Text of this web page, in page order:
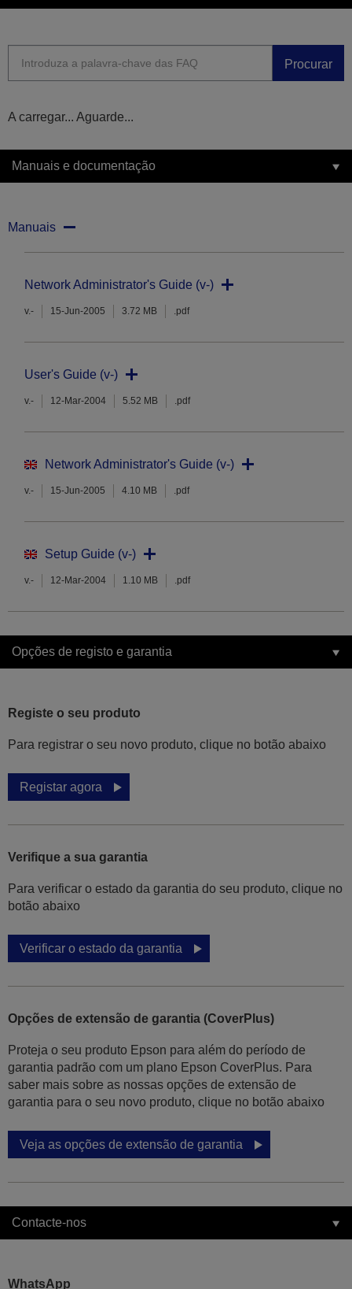
Procurar
A carregar... Aguarde...
Manuais e documentação
Manuais
Network Administrator's Guide (v-)
v.- 15-Jun-2005 3.72 MB .pdf
User's Guide (v-)
v.- 12-Mar-2004 5.52 MB .pdf
Network Administrator's Guide (v-)
v.- 15-Jun-2005 4.10 MB .pdf
Setup Guide (v-)
v.- 12-Mar-2004 1.10 MB .pdf
Opções de registo e garantia
Registe o seu produto
Para registrar o seu novo produto, clique no botão abaixo
Registar agora
Verifique a sua garantia
Para verificar o estado da garantia do seu produto, clique no
botão abaixo
Verificar o estado da garantia
Opções de extensão de garantia (CoverPlus)
Proteja o seu produto Epson para além do período de
garantia padrão com um plano Epson CoverPlus. Para
saber mais sobre as nossas opções de extensão de
garantia para o seu novo produto, clique no botão abaixo
Veja as opções de extensão de garantia
Contacte-nos
WhatsApp